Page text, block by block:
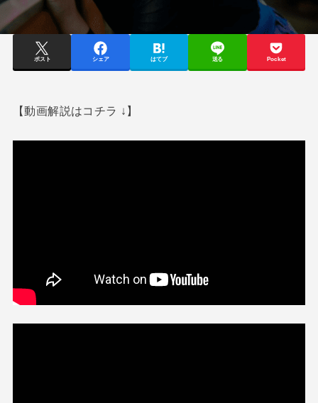
ポスト シェア はてブ 送る Pocket
【動画解説はコチラ ↓】